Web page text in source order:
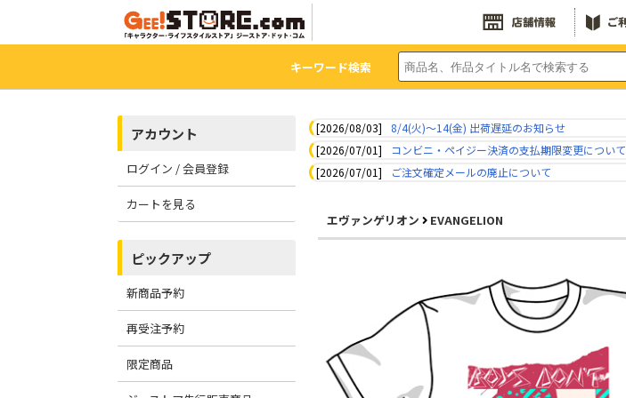
キーワード検索
アカウント
ログイン / 会員登録
カートを見る
ピックアップ
新商品予約
再受注予約
限定商品
[2026/08/03]
8/4(火)～14(金) 出荷遅延のお知らせ
[2026/07/01]
コンビニ・ペイジー決済の支払期限変更について
[2026/07/01]
ご注文確定メールの廃止について
エヴァンゲリオン EVANGELION